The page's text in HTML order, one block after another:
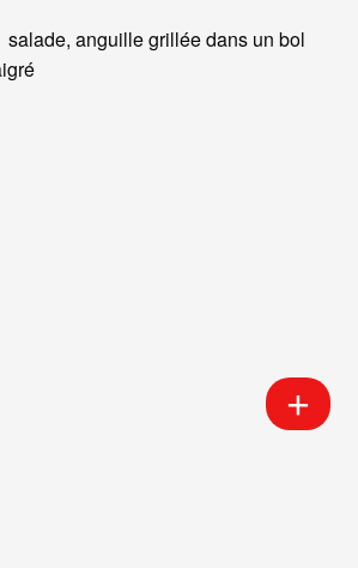
salade, anguille grillée dans un bol